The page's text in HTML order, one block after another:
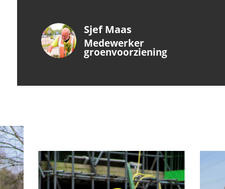
Sjef Maas
Medewerker
groenvoorziening